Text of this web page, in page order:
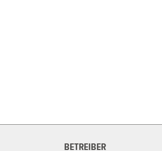
BETREIBER